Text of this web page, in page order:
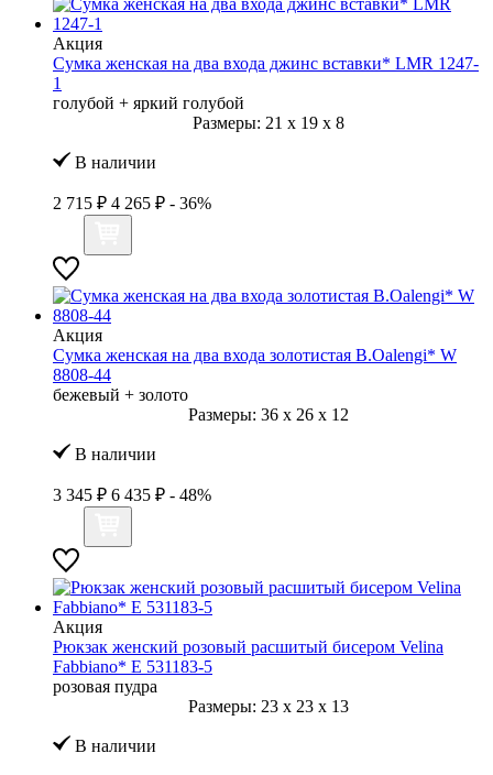
Акция
Сумка женская на два входа джинс вставки* LMR 1247-
1
голубой + яркий голубой
Размеры: 21 x 19 x 8
В наличии
2 715 ₽ 4 265 ₽ - 36%
Акция
Сумка женская на два входа золотистая B.Oalengi* W
8808-44
бежевый + золото
Размеры: 36 x 26 x 12
В наличии
3 345 ₽ 6 435 ₽ - 48%
Акция
Рюкзак женский розовый расшитый бисером Velina
Fabbiano* E 531183-5
розовая пудра
Размеры: 23 x 23 x 13
В наличии